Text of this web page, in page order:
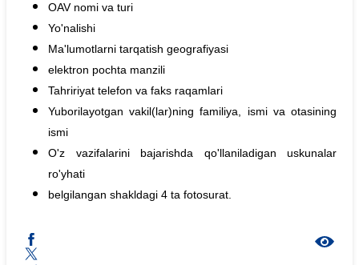
OAV nomi va turi
Yo'nalishi
Ma'lumotlarni tarqatish geografiyasi
elektron pochta manzili
Tahririyat telefon va faks raqamlari
Yuborilayotgan vakil(lar)ning familiya, ismi va otasining
ismi
O'z vazifalarini bajarishda qo'llaniladigan uskunalar
ro'yhati
belgilangan shakldagi 4 ta fotosurat.